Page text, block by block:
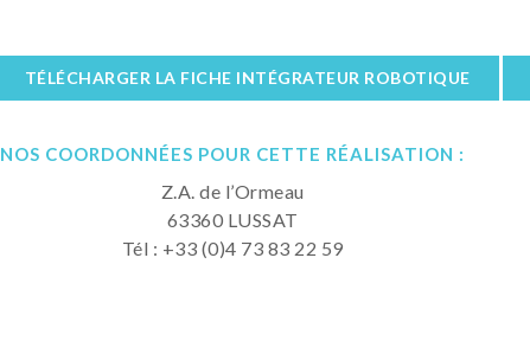
TÉLÉCHARGER LA FICHE INTÉGRATEUR ROBOTIQUE
NOS COORDONNÉES POUR CETTE RÉALISATION :
Z.A. de l’Ormeau
63360 LUSSAT
Tél : +33 (0)4 73 83 22 59